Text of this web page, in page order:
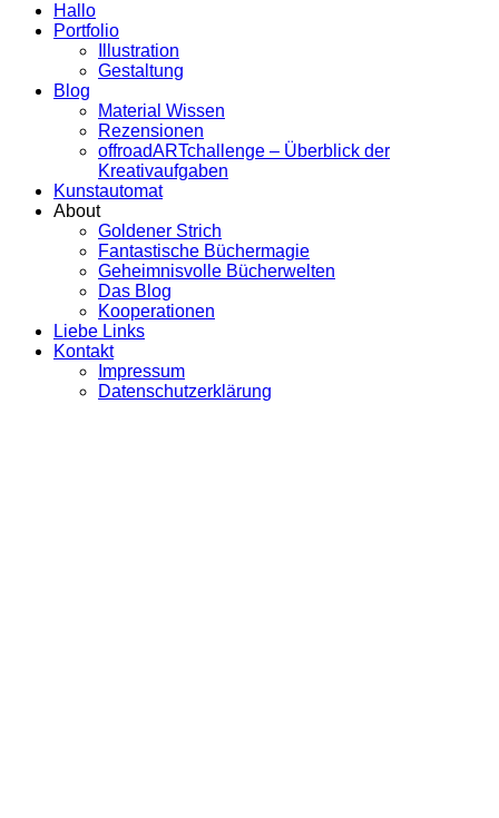
Hallo
Portfolio
Illustration
Gestaltung
Blog
Material Wissen
Rezensionen
offroadARTchallenge – Überblick der
Kreativaufgaben
Kunstautomat
About
Goldener Strich
Fantastische Büchermagie
Geheimnisvolle Bücherwelten
Das Blog
Kooperationen
Liebe Links
Kontakt
Impressum
Datenschutzerklärung